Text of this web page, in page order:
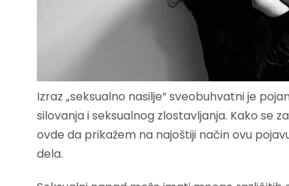
Izraz „seksualno nasilje“ sveobuhvatni je
silovanja i seksualnog zlostavljanja. Kako se
ovde da prikažem na najoštiji način ovu
dela.